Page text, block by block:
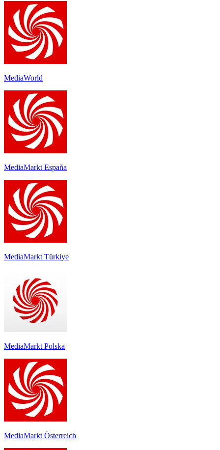
MediaWorld
MediaMarkt España
MediaMarkt Türkiye
MediaMarkt Polska
MediaMarkt Österreich